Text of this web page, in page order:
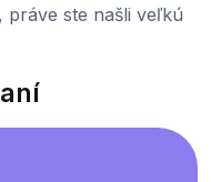
práve ste našli veľkú